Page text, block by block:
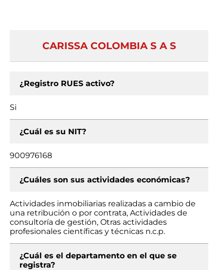
CARISSA COLOMBIA S A S
¿Registro RUES activo?
Si
¿Cuál es su NIT?
900976168
¿Cuáles son sus actividades económicas?
Actividades inmobiliarias realizadas a cambio de
una retribución o por contrata, Actividades de
consultoría de gestión, Otras actividades
profesionales científicas y técnicas n.c.p.
¿Cuál es el departamento en el que se
registra?